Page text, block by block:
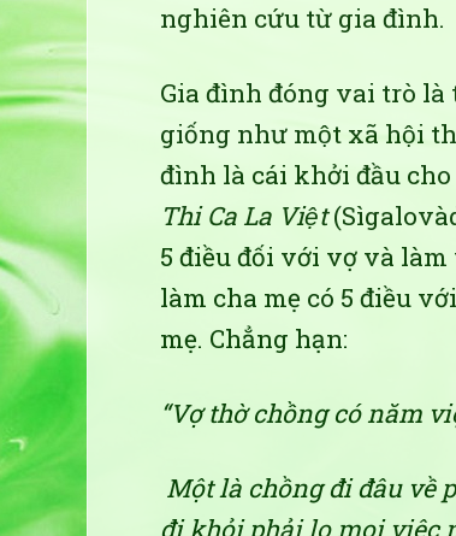
nghiên cứu từ gia đình.
Gia đình đóng vai trò là
giống như một xã hội
đình là cái khởi đầu
Thi Ca La Việt
5 điều đối với vợ và
làm cha mẹ có 5 điều
mẹ. Chẳng hạn:
“Vợ thờ chồng có năm
Một là chồng đi đâu về
đi khỏi phải lo mọi việc